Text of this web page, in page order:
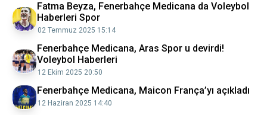
Fatma Beyza, Fenerbahçe Medicana da Voleybol
Haberleri Spor
02 Temmuz 2025 15:14
Fenerbahçe Medicana, Aras Spor u devirdi!
Voleybol Haberleri
12 Ekim 2025 20:50
Fenerbahçe Medicana, Maicon França’yı açıkladı
12 Haziran 2025 14:40